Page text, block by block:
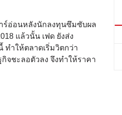
ร์อ่อนหลังนักลงทุนซึมซับผล
แล้วนั้น เฟด ยังส่ง
ทำให้ตลาดเริ่มวิตกว่า
จชะลอตัวลง จึงทำให้ราคา